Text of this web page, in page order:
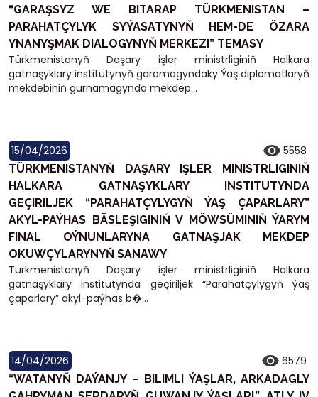
“GARAŞSYZ WE BITARAP TÜRKMENISTAN –
PARAHATÇYLYK SYÝASATYNYŇ HEM-DE ÖZARA
YNANYŞMAK DIALOGYNYŇ MERKEZI” TEMASY
Türkmenistanyň Daşary işler ministrliginiň Halkara
gatnaşyklary institutynyň garamagyndaky Ýaş diplomatlaryň
mekdebiniň gurnamagynda mekdep...
15/04/2026 5558
TÜRKMENISTANYŇ DAŞARY IŞLER MINISTRLIGINIŇ
HALKARA GATNAŞYKLARY INSTITUTYNDA
GEÇIRILJEK “PARAHATÇYLYGYŇ ÝAŞ ÇAPARLARY”
AKYL-PAÝHAS BÄSLEŞIGINIŇ V MÖWSÜMINIŇ ÝARYM
FINAL OÝNUNLARYNA GATNAŞJAK MEKDEP
OKUWÇYLARYNYŇ SANAWY
Türkmenistanyň Daşary işler ministrliginiň Halkara
gatnaşyklary institutynda geçiriljek “Parahatçylygyň ýaş
çaparlary” akyl-paýhas b�...
14/04/2026 6579
“WATANYŇ DAÝANJY – BILIMLI ÝAŞLAR, ARKADAGLY